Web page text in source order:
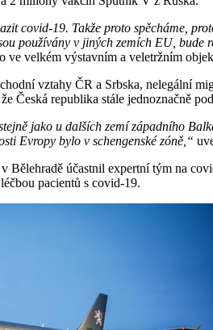
covid-19. Takže proto spěcháme,
používány v jiných zemích EU,
ve velkém výstavním a veletržním
vztahy ČR a Srbska, nelegální
Česká republika stále jednoznačně
jako u dalších zemí západního
Evropy bylo v schengenské zóně,“
Bělehradě účastnil expertní tým na
pacientů s covid-19.